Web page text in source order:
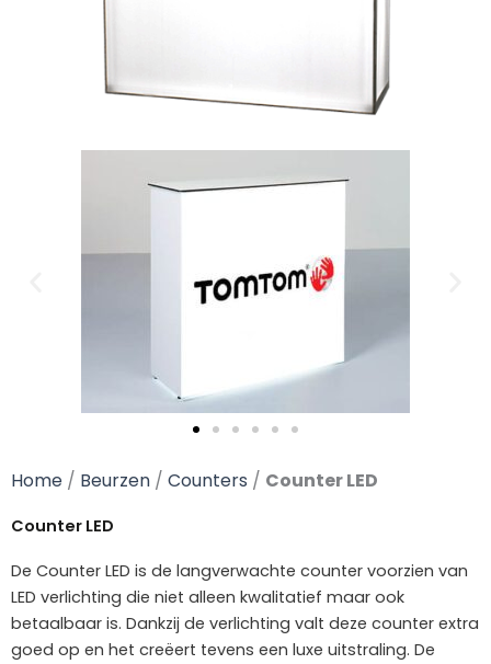
Home / Beurzen / Counters / Counter LED
Counter LED
De Counter LED is de langverwachte counter voorzien van
LED verlichting die niet alleen kwalitatief maar ook
betaalbaar is. Dankzij de verlichting valt deze counter extra
goed op en het creëert tevens een luxe uitstraling. De